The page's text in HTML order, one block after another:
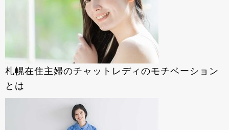
札幌在住主婦のチャットレディのモチベーション
とは